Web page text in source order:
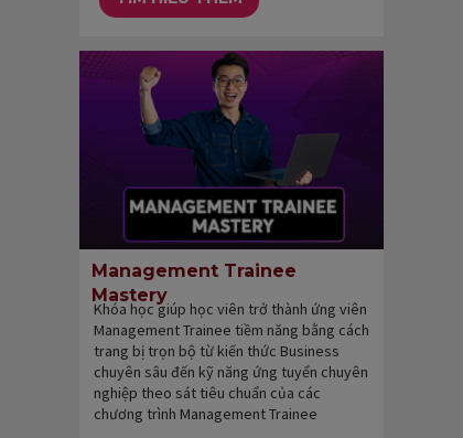
Khóa học giúp học viên trở thành ứng viên
Management Trainee tiềm năng bằng cách
trang bị trọn bộ từ kiến thức Business
chuyên sâu đến kỹ năng ứng tuyển chuyên
nghiệp theo sát tiêu chuẩn của các
chương trình Management Trainee
Management Trainee
Mastery